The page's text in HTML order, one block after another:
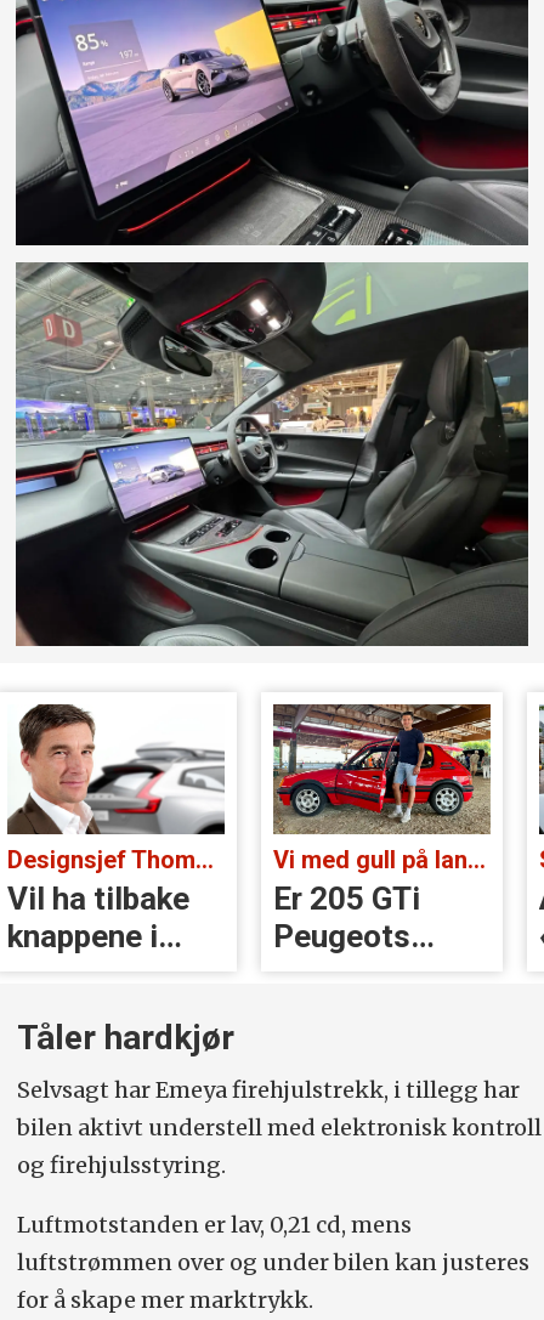
Vi med gull på landsbygda:
Er 205 GTi
Peugeots
beste
Sjefen tok grep:
Audi stoppet
«Volvo-
håndtak» rett
Tåler hardkjør
Selvsagt har Emeya firehjulstrekk, i tillegg har
bilen aktivt understell med elektronisk kontroll
og firehjulsstyring.
Luftmotstanden er lav, 0,21 cd, mens
luftstrømmen over og under bilen kan justeres
for å skape mer marktrykk.